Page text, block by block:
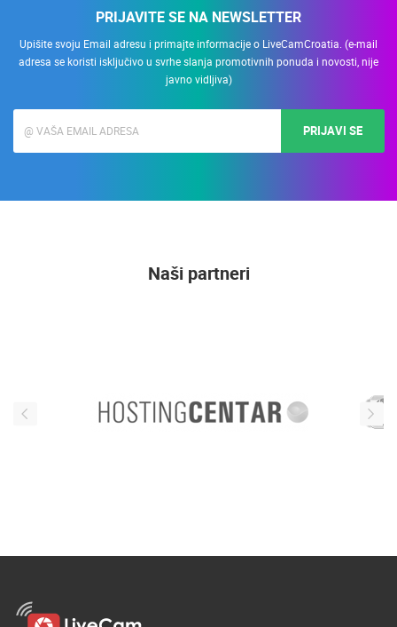
PRIJAVITE SE NA NEWSLETTER
Upišite svoju Email adresu i primajte informacije o LiveCamCroatia. (e-mail
adresa se koristi isključivo u svrhe slanja promotivnih ponuda i novosti, nije
javno vidljiva)
PRIJAVI SE
Naši partneri